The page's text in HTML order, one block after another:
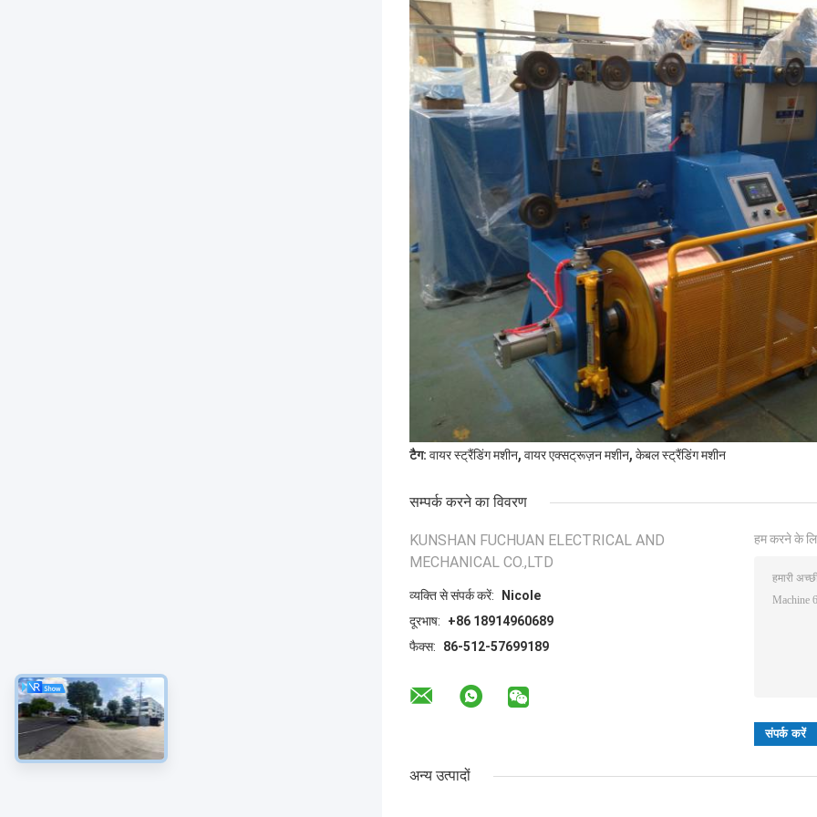
टैग: वायर स्ट्रैंडिंग मशीन, वायर एक्सट्रूज़न मशीन, केबल स्ट्रैंडिंग मशीन
सम्पर्क करने का विवरण
KUNSHAN FUCHUAN ELECTRICAL AND
MECHANICAL CO.,LTD
व्यक्ति से संपर्क करें:
Nicole
दूरभाष:
+86 18914960689
फैक्स:
86-512-57699189
हम करने के
अन्य उत्पादों